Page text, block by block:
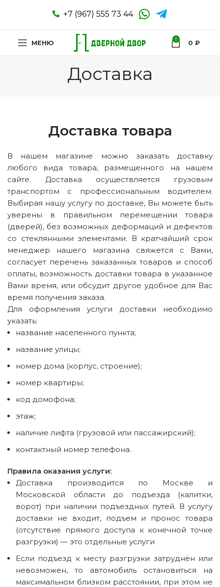
+7 (967) 555 73 44
МЕНЮ 0 0 ₽
Доставка
Доставка товара
В нашем магазине можно заказать доставку
любого вида товара, размещенного на нашем
сайте. Доставка осуществляется грузовым
транспортом с профессиональным водителем.
Выбирая нашу услугу по доставке, Вы можете быть
уверены в правильном перемещении товара
(дверей), без возможных деформаций и дефектов
со стеклянными элементами. В кратчайший срок
менеджер нашего магазина свяжется с Вами,
согласует перечень заказанных товаров и способ
оплаты, возможность доставки товара в указанное
Вами время, или обсудит другое удобное для Вас
время получения заказа.
Для оформления услуги доставки необходимо
указать:
название населенного пункта;
название улицы;
номер дома (корпус, строение);
номер квартиры;
код домофона;
этаж;
наличие лифта (грузовой или пассажирский);
контактный номер телефона.
Правила оказания услуги:
Доставка производится по Москве и
Московской области до подъезда (калитки,
ворот) при наличии подъездных путей. В услугу
доставки не входит, подъем и пронос товара
(отсутствие прямого доступа к конечной точке
разгрузки) — это отдельные услуги
Если подъезд к месту разгрузки затруднён или
невозможен, то автомобиль остановиться на
максимальном близком расстоянии, при этом не